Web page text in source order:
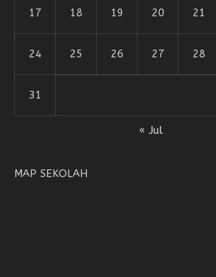
17 18 19 20 21
24 25 26 27 28
31
« Jul
MAP SEKOLAH